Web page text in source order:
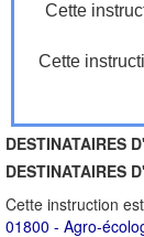
Cette
Cette
DESTINATAIRES
DESTINATAIRES
Cette instruction
01800 - Agro-